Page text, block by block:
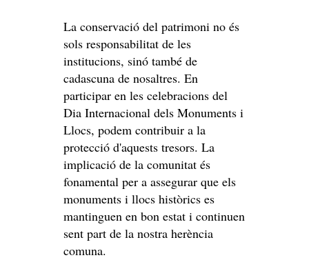
La conservació del patrimoni no és
sols responsabilitat de les
institucions, sinó també de
cadascuna de nosaltres. En
participar en les celebracions del
Dia Internacional dels Monuments i
Llocs, podem contribuir a la
protecció d'aquests tresors. La
implicació de la comunitat és
fonamental per a assegurar que els
monuments i llocs històrics es
mantinguen en bon estat i continuen
sent part de la nostra herència
comuna.